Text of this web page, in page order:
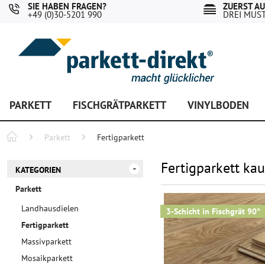
SIE HABEN FRAGEN?
+49 (0)30-5201 990
ZUERST
DREI
PARKETT FISCHGRÄTPARKETT VINYLBODEN
Parkett Fertigparkett
KATEGORIEN
Parkett
Landhausdielen
Fertigparkett
Massivparkett
Mosaikparkett
Fertigparkett
3-Schicht in Fischgrät 90°